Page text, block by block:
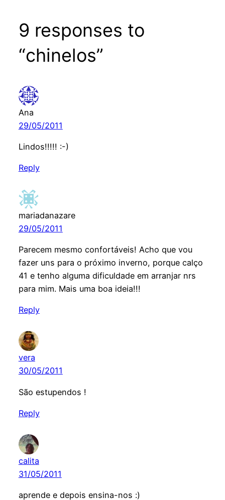
9 responses to
“chinelos”
Ana
29/05/2011
Lindos!!!!! :-)
Reply
mariadanazare
29/05/2011
Parecem mesmo confortáveis! Acho que vou
fazer uns para o próximo inverno, porque calço
41 e tenho alguma dificuldade em arranjar nrs
para mim. Mais uma boa ideia!!!
Reply
vera
30/05/2011
São estupendos !
Reply
calita
31/05/2011
aprende e depois ensina-nos :)